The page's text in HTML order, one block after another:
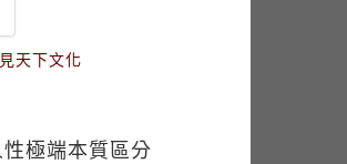
天下文化
極端本質區分